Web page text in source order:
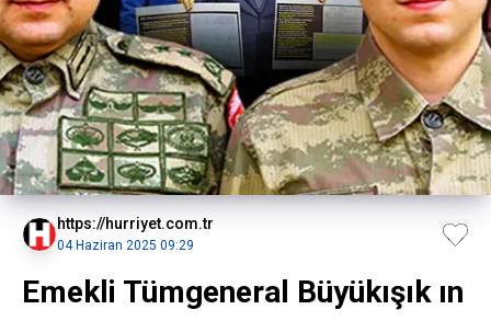
https://hurriyet.com.tr
04 Haziran 2025 09:29
Emekli Tümgeneral Büyükışık ın